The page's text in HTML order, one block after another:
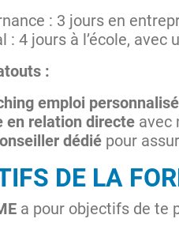
: 3 jours en
: 4 jours à l’école, avec
:
emploi personnalisé
en relation directe avec
dédié pour
DE LA
a pour objectifs de te